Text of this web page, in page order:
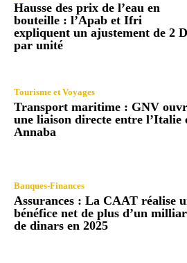
Hausse des prix de l’eau en
bouteille : l’Apab et Ifri
expliquent un ajustement de 2
par unité
Tourisme et Voyages
Transport maritime : GNV
une liaison directe entre l’Italie
Annaba
Banques-Finances
Assurances : La CAAT réalise
bénéfice net de plus d’un
de dinars en 2025